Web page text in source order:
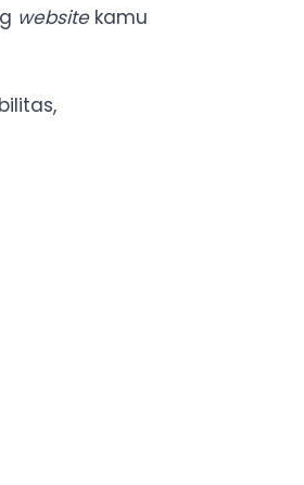
websitekamu